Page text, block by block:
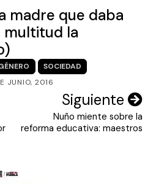
madre que daba
multitud la
SOCIEDAD
JUNIO, 2016
Siguiente
Nuño miente sobre la
reforma educativa: maestros